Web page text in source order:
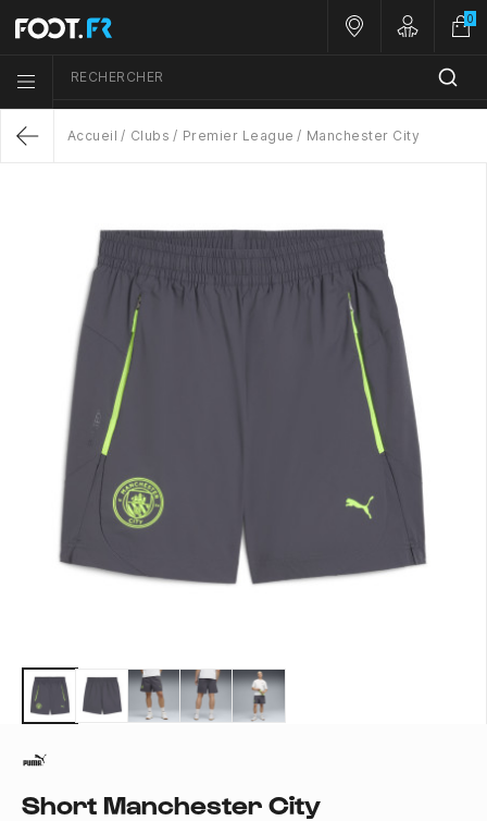
Menu list icon
RECHERCHER
Nos magasins
Customer
0
Accueil Clubs Premier League Manchester City
Short Manchester City